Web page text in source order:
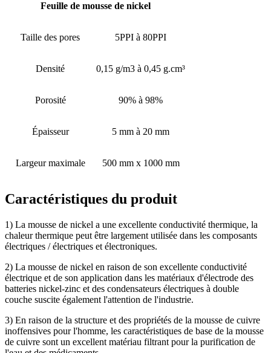
Feuille de mousse de nickel
Taille des pores 5PPI à 80PPI
Densité 0,15 g/m3 à 0,45 g.cm³
Porosité 90% à 98%
Épaisseur 5 mm à 20 mm
Largeur maximale 500 mm x 1000 mm
Caractéristiques du produit
1) La mousse de nickel a une excellente conductivité thermique, la
chaleur thermique peut être largement utilisée dans les composants
électriques / électriques et électroniques.
2) La mousse de nickel en raison de son excellente conductivité
électrique et de son application dans les matériaux d'électrode des
batteries nickel-zinc et des condensateurs électriques à double
couche suscite également l'attention de l'industrie.
3) En raison de la structure et des propriétés de la mousse de cuivre
inoffensives pour l'homme, les caractéristiques de base de la mousse
de cuivre sont un excellent matériau filtrant pour la purification de